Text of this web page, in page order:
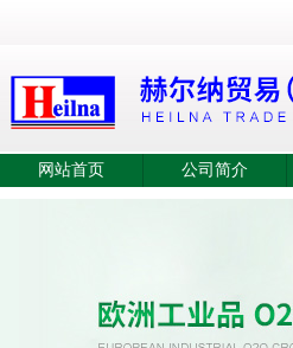
网站首页 公司简介